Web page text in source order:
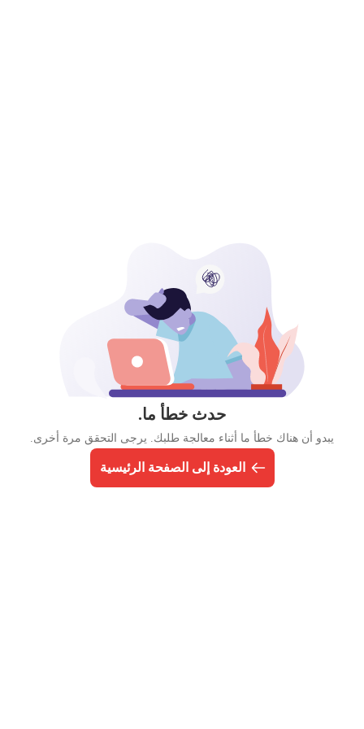
حدث خطأ ما.
يبدو أن هناك خطأ ما أثناء معالجة طلبك. يرجى التحقق مرة أخرى.
العودة إلى الصفحة الرئيسية